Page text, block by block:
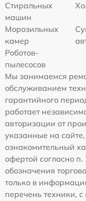
Стиральных
машин
Морозильных
камер
Роботов-
пылесосов
Мы занимаемся
обслуживанием
гарантийного
работает
авторизации от
указанные на
ознакомительный
офертой согласно
обозначения
только в
перечень техники,